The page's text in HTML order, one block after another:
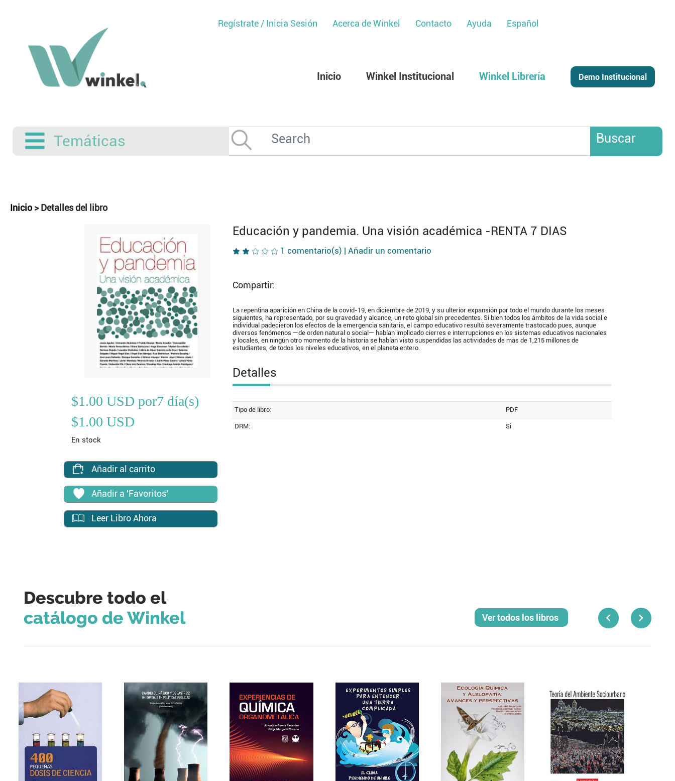
Regístrate / Inicia Sesión Acerca de Winkel Contacto Ayuda Español
Inicio Winkel Institucional Winkel Librería
Temáticas Buscar
Inicio >Detalles del libro
$1.00 USD por7 día(s)
$1.00 USD
En stock
Añadir al carrito
Añadir a 'Favoritos'
Leer Libro Ahora
Educación y pandemia. Una visión académica -RENTA 7 DIAS
1 comentario(s) | Añadir un comentario
Compartir:
La repentina aparición en China de la covid-19, en diciembre de 2019, y su ulterior expansión por todo el mundo durante los meses
siguientes, ha representado, por su gravedad y alcance, un reto global sin precedentes. Si bien todos los ámbitos de la vida social e
individual padecieron los efectos de la emergencia sanitaria, el campo educativo resultó severamente trastocado pues, aunque
diversos fenómenos —de orden natural o social— habían implicado cierres e interrupciones en los sistemas educativos nacionales
y locales, en ningún otro momento de la historia se habían visto suspendidas las actividades de más de 1,215 millones de
estudiantes, de todos los niveles educativos, en el planeta entero.
Detalles
Tipo de libro: PDF
DRM: Si
Descubre todo el
catálogo de Winkel
Ver todos los libros